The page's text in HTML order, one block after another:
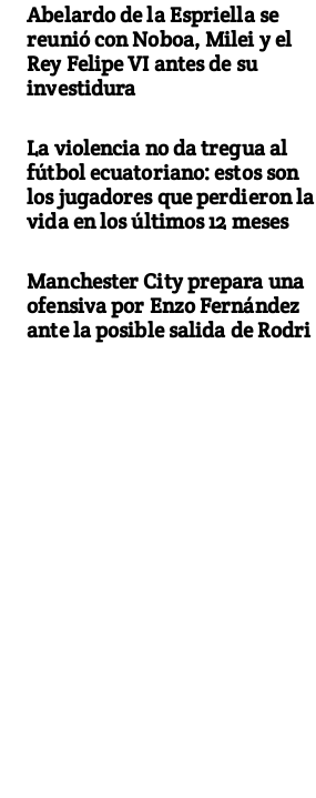
Abelardo de la Espriella se
reunió con Noboa, Milei y el
Rey Felipe VI antes de su
investidura
La violencia no da tregua al
fútbol ecuatoriano: estos son
los jugadores que perdieron la
vida en los últimos 12 meses
Manchester City prepara una
ofensiva por Enzo Fernández
ante la posible salida de Rodri